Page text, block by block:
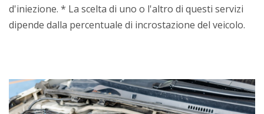
d'iniezione. * La scelta di uno o l'altro di questi servizi
dipende dalla percentuale di incrostazione del veicolo.